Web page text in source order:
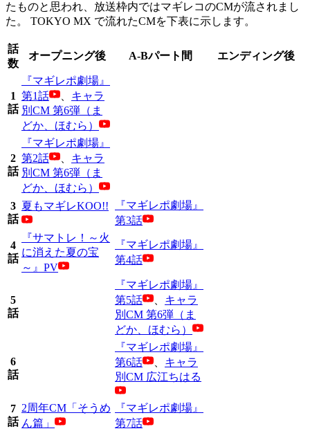
たものと思われ、放送枠内ではマギレコのCMが流されまし
た。 TOKYO MX で流れたCMを下表に示します。
話
数
オープニング後 A-Bパート間 エンディング後
1
話
『マギレポ劇場』
第1話
、 キャラ
別CM 第6弾（ま
どか、ほむら）
2
話
『マギレポ劇場』
第2話
、 キャラ
別CM 第6弾（ま
どか、ほむら）
3
話
夏もマギレKOO!!
『マギレポ劇場』
第3話
4
話
『サマトレ！～火
に消えた夏の宝
～』PV
『マギレポ劇場』
第4話
5
話
『マギレポ劇場』
第5話
、 キャラ
別CM 第6弾（ま
どか、ほむら）
6
話
『マギレポ劇場』
第6話
、 キャラ
別CM 広江ちはる
7
話
2周年CM「そうめ
ん篇」
『マギレポ劇場』
第7話